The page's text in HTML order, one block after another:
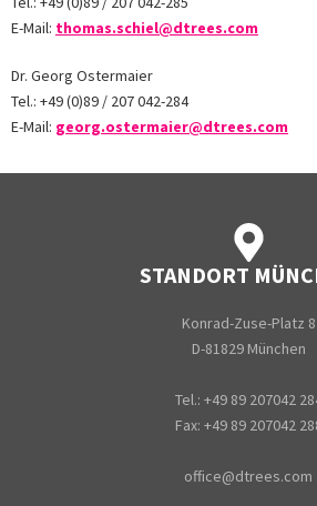
E-Mail: thomas.schiel@dtrees.com
Dr. Georg Ostermaier
Tel.: +49 (0)89 / 207 042-284
E-Mail: georg.ostermaier@dtrees.com
STANDORT
Konrad-Zuse-Platz 8
D-81829 München
Tel.: +49 89 207042
Fax: +49 89 207042
office@dtrees.com